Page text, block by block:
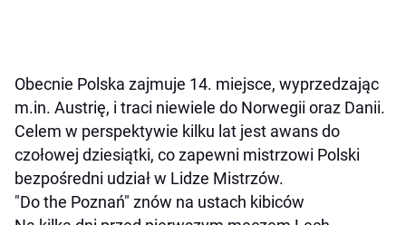
Obecnie Polska zajmuje 14. miejsce, wyprzedzając
m.in. Austrię, i traci niewiele do Norwegii oraz Danii.
Celem w perspektywie kilku lat jest awans do
czołowej dziesiątki, co zapewni mistrzowi Polski
bezpośredni udział w Lidze Mistrzów.
"Do the Poznań" znów na ustach kibiców